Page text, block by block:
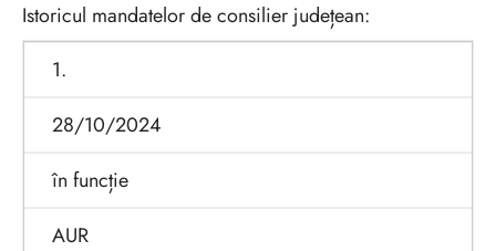
Istoricul mandatelor de consilier județean:
1.
28/10/2024
în funcție
AUR